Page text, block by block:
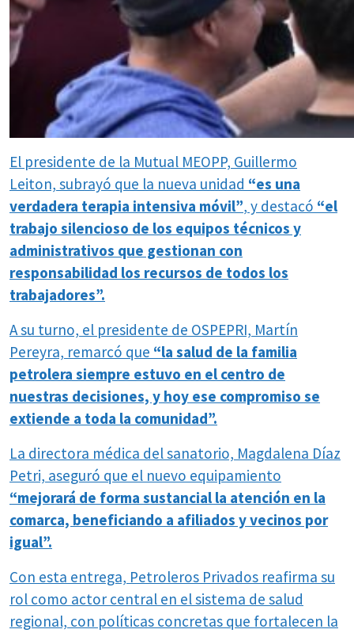
El presidente de la Mutual MEOPP, Guillermo
Leiton, subrayó que la nueva unidad “es una
verdadera terapia intensiva móvil”, y destacó “el
trabajo silencioso de los equipos técnicos y
administrativos que gestionan con
responsabilidad los recursos de todos los
trabajadores”.
A su turno, el presidente de OSPEPRI, Martín
Pereyra, remarcó que “la salud de la familia
petrolera siempre estuvo en el centro de
nuestras decisiones, y hoy ese compromiso se
extiende a toda la comunidad”.
La directora médica del sanatorio, Magdalena Díaz
Petri, aseguró que el nuevo equipamiento
“mejorará de forma sustancial la atención en la
comarca, beneficiando a afiliados y vecinos por
igual”.
Con esta entrega, Petroleros Privados reafirma su
rol como actor central en el sistema de salud
regional, con políticas concretas que fortalecen la